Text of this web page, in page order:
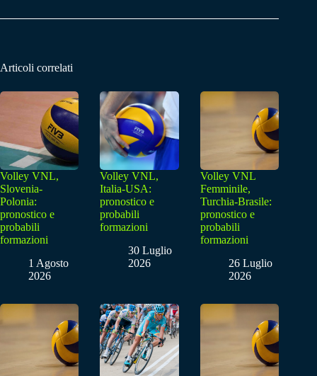
Articoli correlati
Volley VNL,
Slovenia-
Polonia:
pronostico e
probabili
formazioni
1 Agosto
2026
Volley VNL,
Italia-USA:
pronostico e
probabili
formazioni
30 Luglio
2026
Volley VNL
Femminile,
Turchia-Brasile:
pronostico e
probabili
formazioni
26 Luglio
2026